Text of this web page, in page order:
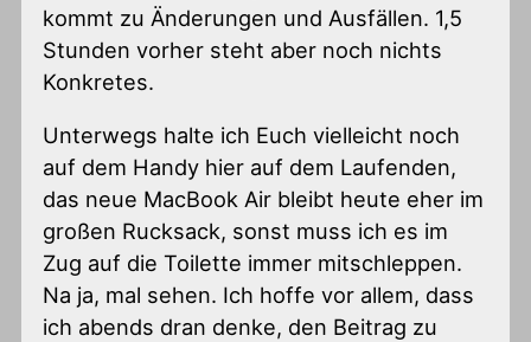
kommt zu Änderungen und Ausfällen. 1,5
Stunden vorher steht aber noch nichts
Konkretes.
Unterwegs halte ich Euch vielleicht noch
auf dem Handy hier auf dem Laufenden,
das neue MacBook Air bleibt heute eher im
großen Rucksack, sonst muss ich es im
Zug auf die Toilette immer mitschleppen.
Na ja, mal sehen. Ich hoffe vor allem, dass
ich abends dran denke, den Beitrag zu